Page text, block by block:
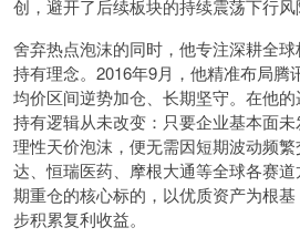
创，避开了后续板块的持续震荡下行风
舍弃热点泡沫的同时，他专注深耕全
持有理念。2016年9月，他精准布局腾
均价区间逆势加仓、长期坚守。在他
持有逻辑从未改变：只要企业基本面
理性天价泡沫，便无需因短期波动频
达、恒瑞医药、摩根大通等全球各赛
期重仓的核心标的，以优质资产为根
步积累复利收益。